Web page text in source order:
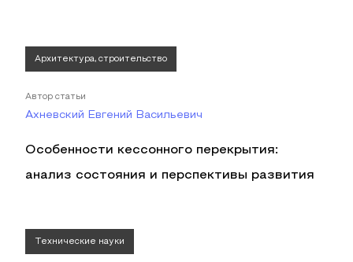
Архитектура, строительство
Автор статьи
Ахневский Евгений Васильевич
Особенности кессонного перекрытия:
анализ состояния и перспективы развития
Технические науки